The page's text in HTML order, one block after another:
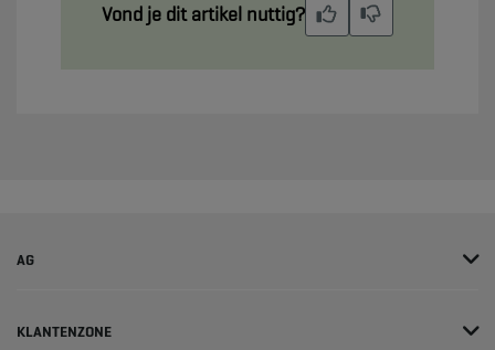
Vond je dit artikel nuttig?
AG
KLANTENZONE